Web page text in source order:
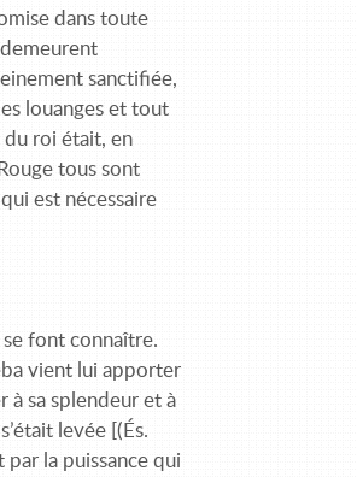
dans toute
sanctifiée,
louanges et tout
du roi était, en
tous sont
est nécessaire
se font connaître.
vient lui apporter
à sa splendeur et à
levée [(És.
par la puissance qui